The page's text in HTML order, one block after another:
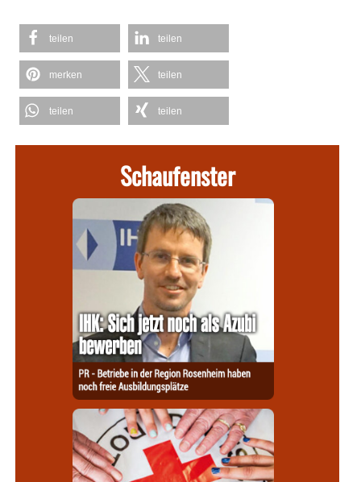
teilen teilen
merken teilen
teilen teilen
Schaufenster